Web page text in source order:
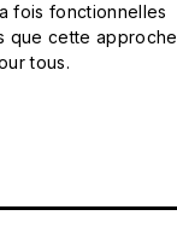
fois fonctionnelles
que cette approche
tous.